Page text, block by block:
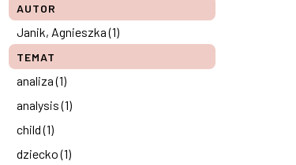
AUTOR
Janik, Agnieszka (1)
TEMAT
analiza (1)
analysis (1)
child (1)
dziecko (1)